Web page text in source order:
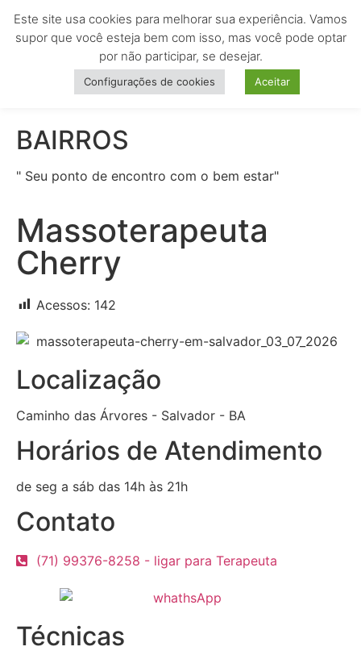
MENU
BAIRROS
" Seu ponto de encontro com o bem estar"
Massoterapeuta
Cherry
Acessos: 142
Localização
Caminho das Árvores - Salvador - BA
Horários de Atendimento
de seg a sáb das 14h às 21h
Contato
(71) 99376-8258 - ligar para Terapeuta
Técnicas
Este site usa cookies para melhorar sua experiência. Vamos
supor que você esteja bem com isso, mas você pode optar
por não participar, se desejar.
Configurações de cookies Aceitar